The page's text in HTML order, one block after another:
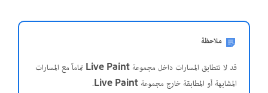
ملاحظة
قد لا تتطابق المسارات داخل مجموعةLive Paintتماماً مع المسارات
المشابهة أو المطابقة خارج مجموعةLive Paint
.